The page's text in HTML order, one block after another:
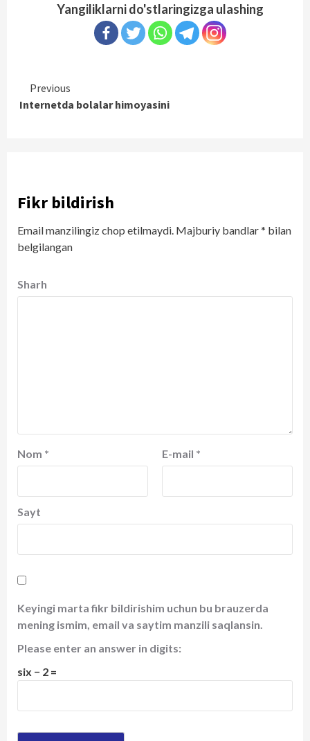
Yangiliklarni do'stlaringizga ulashing
Continue
Reading
Previous
Internetda bolalar himoyasini
Fikr bildirish
Email manzilingiz chop etilmaydi. Majburiy bandlar* bilan
belgilangan
Sharh
Nom * E-mail *
Sayt
Keyingi marta fikr bildirishim uchun bu brauzerda
mening ismim, email va saytim manzili saqlansin.
Please enter an answer in digits:
six − 2 =